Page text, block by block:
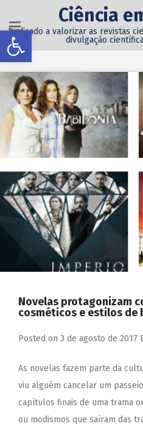
Abrir a barra
Ciência
Dedicado a valorizar as revistas
divulgação
Novelas protagonizam
cosméticos e estilos de
Posted on 3 de agosto de 2017
As novelas fazem parte da
viu alguém cancelar um
capítulos finais de uma trama
ou modismos que saíram das